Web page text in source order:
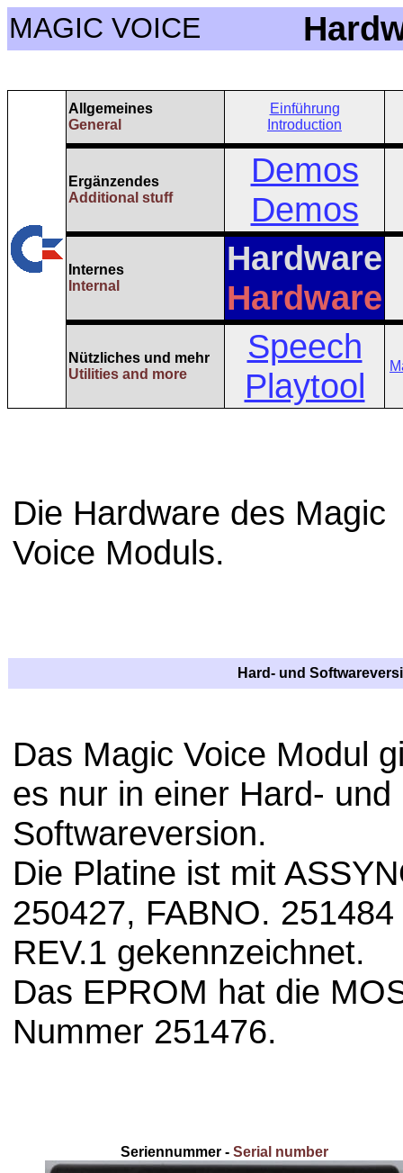
MAGIC VOICE
Allgemeines
General
Einführung
Introduction
Ergänzendes
Additional stuff
Demos
Demos
Internes
Internal
Hardware
Hardware
Nützliches und mehr
Utilities and more
Speech
Playtool
Die Hardware des Magic
Voice Moduls.
Hard- und
Das Magic Voice Modul
es nur in einer Hard- und
Softwareversion.
Die Platine ist mit
250427, FABNO. 251484
REV.1 gekennzeichnet.
Das EPROM hat die
Nummer 251476.
Seriennummer - Serial number